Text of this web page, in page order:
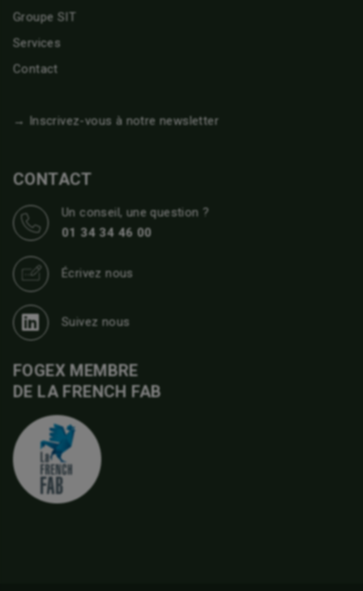
Groupe SIT
Services
Contact
→ Inscrivez-vous à notre newsletter
CONTACT
Un conseil, une question ?
01 34 34 46 00
Écrivez nous
Suivez nous
FOGEX MEMBRE
DE LA FRENCH FAB